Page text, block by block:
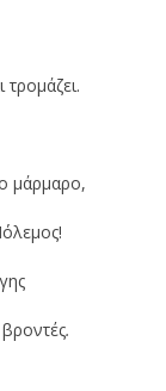
μάρμαρο,
.